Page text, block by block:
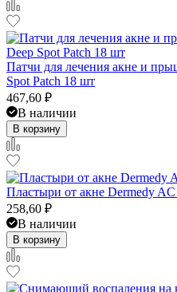
Патчи для лечения акне и
Spot Patch 18 шт
467,60 ₽
В наличии
В корзину
Пластыри от акне Dermedy
258,60 ₽
В наличии
В корзину